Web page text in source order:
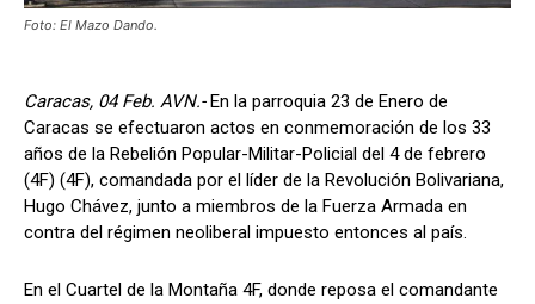
Foto: El Mazo Dando.
Caracas, 04 Feb. AVN.-En la parroquia 23 de Enero de
Caracas se efectuaron actos en conmemoración de los 33
años de la Rebelión Popular-Militar-Policial del 4 de febrero
(4F) (4F), comandada por el líder de la Revolución Bolivariana,
Hugo Chávez, junto a miembros de la Fuerza Armada en
contra del régimen neoliberal impuesto entonces al país.
En el Cuartel de la Montaña 4F, donde reposa el comandante